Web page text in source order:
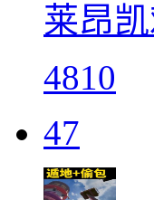
莱昂
4810
47